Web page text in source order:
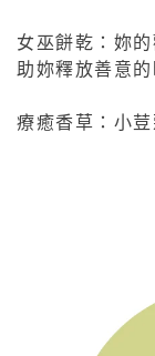
女巫餅乾：妳
助妳釋放善意
療癒香草：小荳